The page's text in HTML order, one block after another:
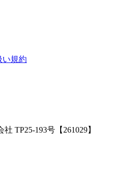
い規約
TP25-193号【261029】